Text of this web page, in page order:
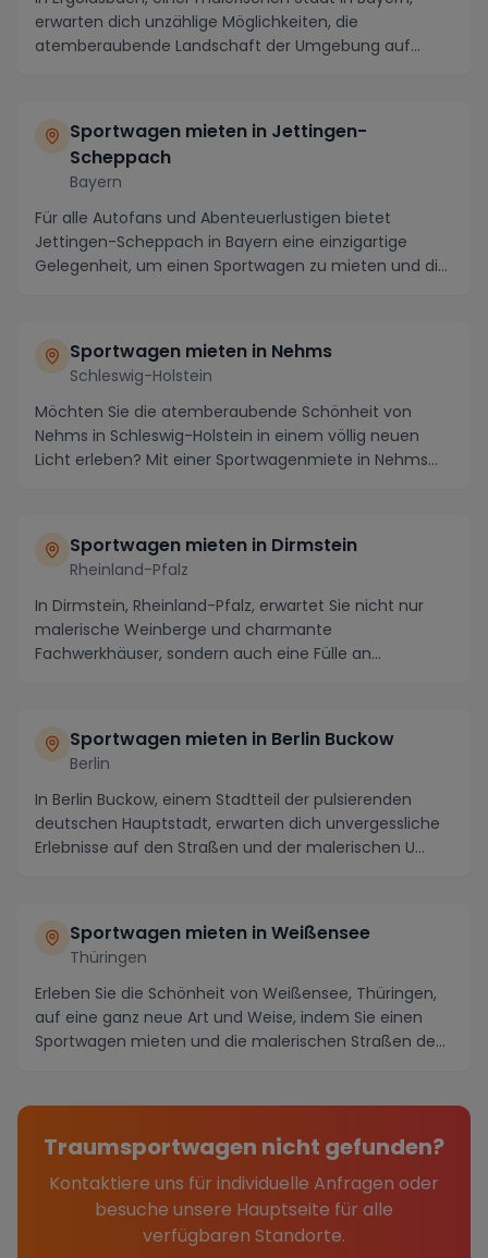
erwarten dich unzählige Möglichkeiten, die
atemberaubende Landschaft der Umgebung auf
Sportwagen mieten in Jettingen-
Scheppach
Bayern
Für alle Autofans und Abenteuerlustigen bietet
Jettingen-Scheppach in Bayern eine einzigartige
Gelegenheit, um einen Sportwagen zu mieten und die
Sportwagen mieten in Nehms
Schleswig-Holstein
Möchten Sie die atemberaubende Schönheit von
Nehms in Schleswig-Holstein in einem völlig neuen
Licht erleben? Mit einer Sportwagenmiete in Nehms
Sportwagen mieten in Dirmstein
Rheinland-Pfalz
In Dirmstein, Rheinland-Pfalz, erwartet Sie nicht nur
malerische Weinberge und charmante
Fachwerkhäuser, sondern auch eine Fülle an
Sportwagen mieten in Berlin Buckow
Berlin
In Berlin Buckow, einem Stadtteil der pulsierenden
deutschen Hauptstadt, erwarten dich unvergessliche
Erlebnisse auf den Straßen und der malerischen U...
Sportwagen mieten in Weißensee
Thüringen
Erleben Sie die Schönheit von Weißensee, Thüringen,
auf eine ganz neue Art und Weise, indem Sie einen
Sportwagen mieten und die malerischen Straßen de...
Traumsportwagen nicht gefunden?
Kontaktiere uns für individuelle Anfragen oder
besuche unsere Hauptseite für alle
verfügbaren Standorte.